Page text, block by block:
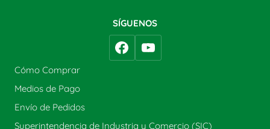
SÍGUENOS
Cómo Comprar
Medios de Pago
Envío de Pedidos
Superintendencia de Industria y Comercio (SIC)